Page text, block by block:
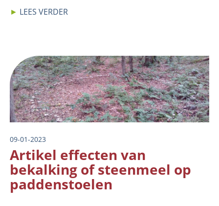
► LEES VERDER
Image
09-01-2023
Artikel effecten van
bekalking of steenmeel op
paddenstoelen